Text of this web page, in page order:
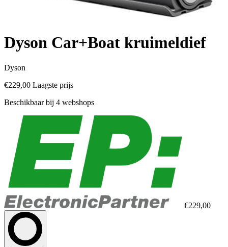
Dyson Car+Boat kruimeldief
Dyson
€229,00 Laagste prijs
Beschikbaar bij 4 webshops
€229,00